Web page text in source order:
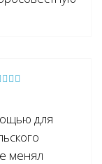
для
менял